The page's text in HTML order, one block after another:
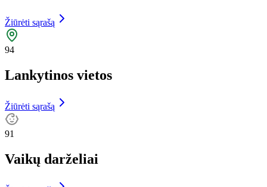
Žiūrėti sąrašą
94
Lankytinos vietos
Žiūrėti sąrašą
91
Vaikų darželiai